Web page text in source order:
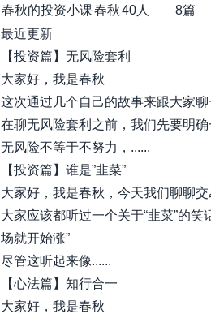
春秋的投资小课春秋40人 8篇
最近更新
【投资篇】无风险套利
大家好，我是春秋
这次通过几个自己的故事来跟大家
在聊无风险套利之前，我们先要明
无风险不等于不努力，......
【投资篇】谁是”韭菜”
大家好，我是春秋，今天我们聊聊交
大家应该都听过一个关于“韭菜”的
场就开始涨”
尽管这听起来像......
【心法篇】知行合一
大家好，我是春秋